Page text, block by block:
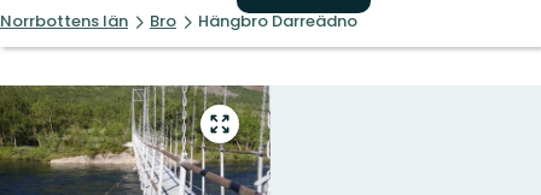
Norrbottens län Bro Hängbro Darreädno
Gå
till
helskärmsläge